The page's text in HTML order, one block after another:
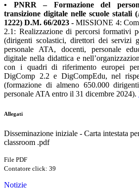
• PNRR – Formazione del
transizione digitale nelle scuole statali
1222) D.M. 66/2023 -MISSIONE 4:
2.1: Realizzazione di percorsi formativi
(dirigenti scolastici, direttori dei servizi
personale ATA, docenti, personale
digitale nella didattica e
con i quadri di riferimento europei
DigComp 2.2 e DigCompEdu, nel
(formazione di almeno 650.000
personale ATA entro il 31 dicembre 2024).
Allegati
Disseminazione iniziale - Carta intestata
classroom .pdf
File PDF
Contatore click: 39
Notizie